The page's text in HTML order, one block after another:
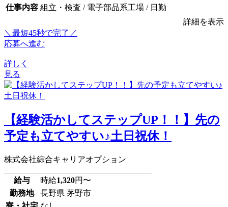
仕事内容 組立・検査 / 電子部品系工場 / 日勤
詳細を表示
＼最短45秒で完了／
応募へ進む
詳しく
見る
【経験活かしてステップUP！！】先の
予定も立てやすい♪土日祝休！
株式会社綜合キャリアオプション
給与 時給1,320円〜
勤務地
長野県 茅野市